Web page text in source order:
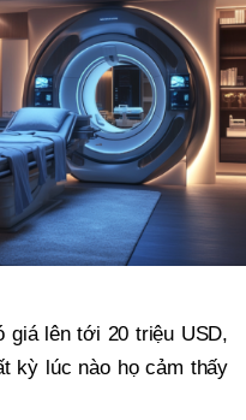
giá lên tới 20 triệu USD,
kỳ lúc nào họ cảm thấy